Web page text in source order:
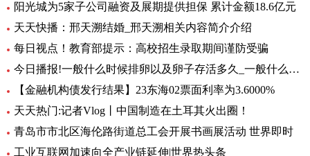
阳光城为5家子公司融资及展期提供担保 累计金额18.6亿元
天天快播：邢天溯结婚_邢天溯相关内容简介介绍
每日视点！教育部提示：高校招生录取期间谨防受骗
今日播报!一般什么时候排卵以及卵子存活多久_一般什么时候排卵
【金融机构债发行结果】23东海02票面利率为3.6000%
天天热门:记者Vlog丨中国制造在土耳其火出圈！
青岛市市北区海伦路街道总工会开展书画展活动 世界即时
工业互联网加速向全产业链延伸|世界热头条